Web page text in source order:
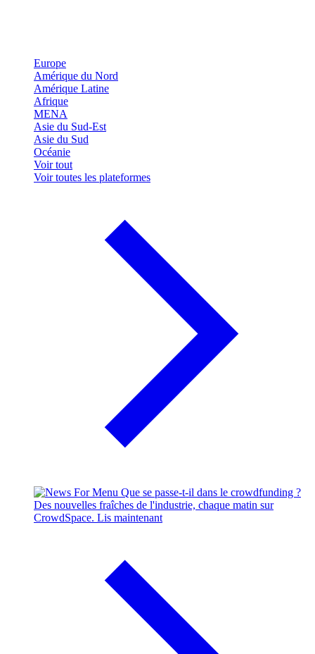
Europe
Amérique du Nord
Amérique Latine
Afrique
MENA
Asie du Sud-Est
Asie du Sud
Océanie
Voir tout
Voir toutes les plateformes
Que se passe-t-il dans le crowdfunding ?
Des nouvelles fraîches de l'industrie, chaque matin sur
CrowdSpace. Lis maintenant